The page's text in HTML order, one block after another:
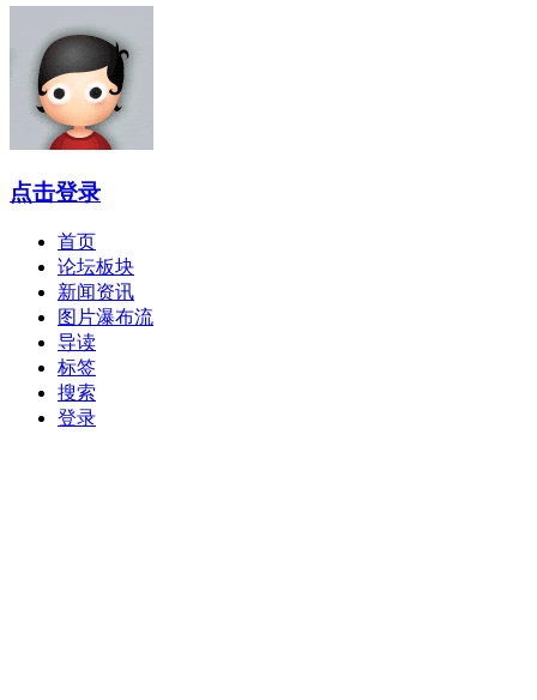
点击登录
首页
论坛板块
新闻资讯
图片瀑布流
导读
标签
搜索
登录